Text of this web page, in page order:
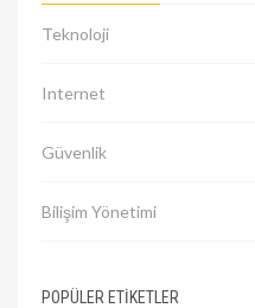
Teknoloji
Internet
Güvenlik
Bilişim Yönetimi
POPÜLER ETİKETLER